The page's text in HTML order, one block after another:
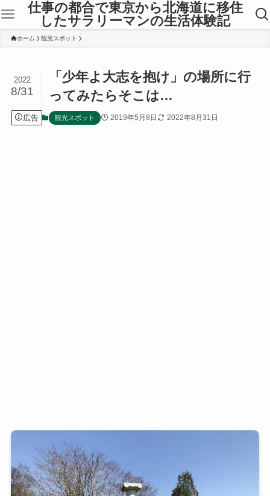
仕事の都合で東京から北海道に移住
したサラリーマンの生活体験記
ホーム 観光スポット
「少年よ大志を抱け」の場所に行
ってみたらそこは…
2022
8/31
広告 観光スポット 2019年5月8日 2022年8月31日